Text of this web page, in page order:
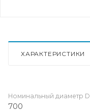
ХАРАКТЕРИСТИКИ
Номинальный диаметр
700